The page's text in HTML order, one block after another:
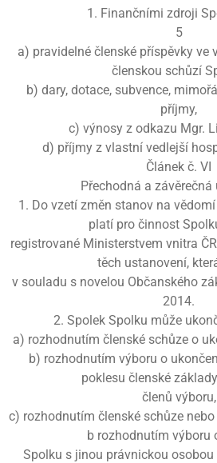
1. Finančními zdroji
5
a) pravidelné členské příspěvky ve
členskou schůzí
b) dary, dotace, subvence,
příjmy,
c) výnosy z odkazu Mgr.
d) příjmy z vlastní vedlejší
Článek č. VI
Přechodná a
1. Do vzetí změn stanov na
platí pro činnost
registrované Ministerstvem vnitra
těch ustanovení,
v souladu s novelou Občanského
2014.
2. Spolek Spolku může
a) rozhodnutím členské schůze o
b) rozhodnutím výboru o
poklesu členské
členů výboru,
c) rozhodnutím členské schůze
b rozhodnutím výboru
Spolku s jinou právnickou